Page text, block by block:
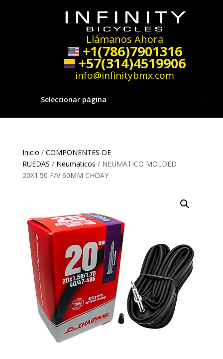
Llámanos Ahora
+1(786)7901316
+57(314)4519906
info@infinitybmx.com
Seleccionar página
Inicio / COMPONENTES DE
RUEDAS / Neumaticos / NEUMATICO MOLDED
20X1.50 F/V 60MM CHOAY